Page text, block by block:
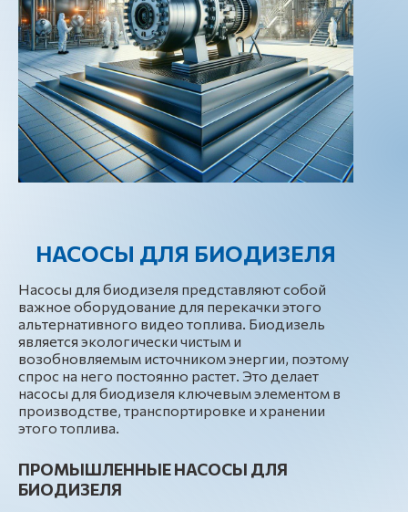
НАСОСЫ ДЛЯ БИОДИЗЕЛЯ
Насосы для биодизеля представляют собой
важное оборудование для перекачки этого
альтернативного видео топлива. Биодизель
является экологически чистым и
возобновляемым источником энергии, поэтому
спрос на него постоянно растет. Это делает
насосы для биодизеля ключевым элементом в
производстве, транспортировке и хранении
этого топлива.
ПРОМЫШЛЕННЫЕ НАСОСЫ ДЛЯ
БИОДИЗЕЛЯ